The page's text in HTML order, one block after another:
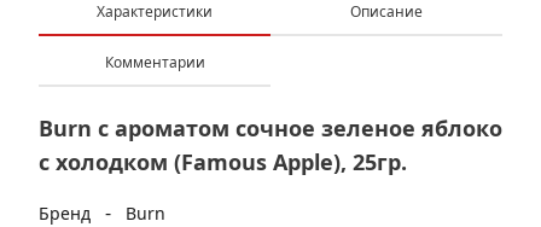
Характеристики Описание
Комментарии
Burn с ароматом сочное зеленое яблоко
с холодком (Famous Apple), 25гр.
Бренд -
Burn